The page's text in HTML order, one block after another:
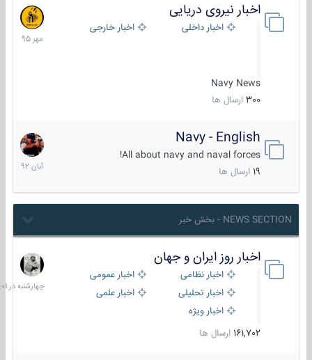
اخبار نیروی دریایی
اخبار داخلی اخبار خارجی
Navy News
300 ارسال ها
27
مهر
1395
Navy - English
All about navy and naval forces!
ارسال ها
22
آبان
1392
NEWS SECTION - بخش خبر
اخبار روز ایران و جهان
اخبار نظامی
اخبار عمومی
اخبار تحلیلی
اخبار علمی
اخبار ویژه
161,702 ارسال ها
در
06:01